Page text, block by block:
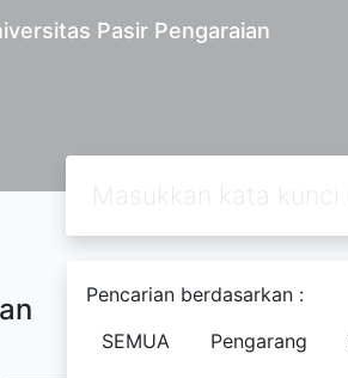
Pasir Pengaraian
Pencarian berdasarkan :
SEMUA
Pengarang